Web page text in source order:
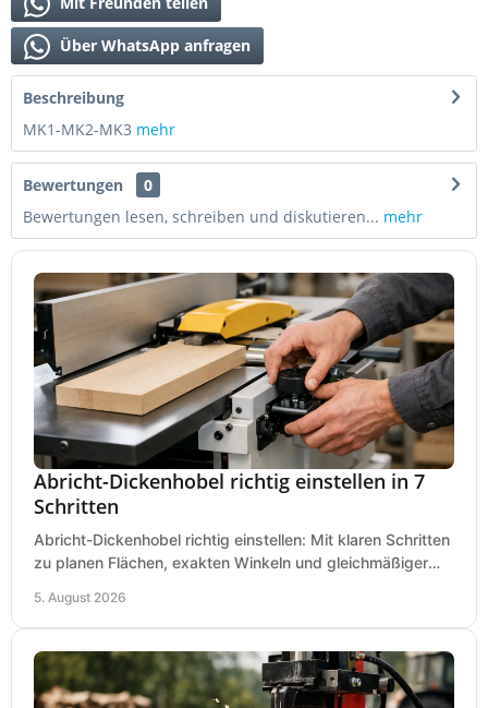
Über WhatsApp anfragen
Beschreibung
MK1-MK2-MK3 mehr
Bewertungen
0
Bewertungen lesen, schreiben und diskutieren... mehr
Abricht-Dickenhobel richtig einstellen in 7
Schritten
Abricht-Dickenhobel richtig einstellen: Mit klaren Schritten
zu planen Flächen, exakten Winkeln und gleichmäßiger
5. August 2026